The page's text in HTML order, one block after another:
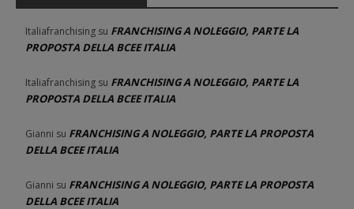
Italiafranchising su FRANCHISING A NOLEGGIO, PARTE LA
PROPOSTA DELLA BCEE ITALIA
Italiafranchising su FRANCHISING A NOLEGGIO, PARTE LA
PROPOSTA DELLA BCEE ITALIA
Gianni su FRANCHISING A NOLEGGIO, PARTE LA PROPOSTA
DELLA BCEE ITALIA
Gianni su FRANCHISING A NOLEGGIO, PARTE LA PROPOSTA
DELLA BCEE ITALIA